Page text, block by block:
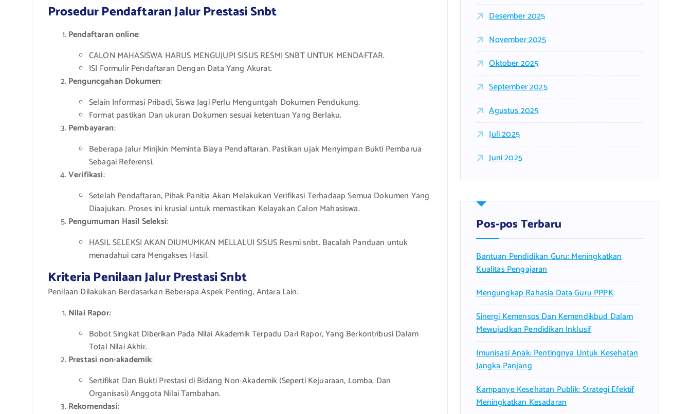
Prosedur Pendaftaran Jalur Prestasi Snbt
Pendaftaran online:
CALON MAHASISWA HARUS MENGUJUPI SISUS RESMI SNBT UNTUK MENDAFTAR.
ISI Formulir Pendaftaran Dengan Data Yang Akurat.
Penguncgahan Dokumen:
Selain Informasi Pribadi, Siswa Jagi Perlu Menguntgah Dokumen Pendukung.
Format pastikan Dan ukuran Dokumen sesuai ketentuan Yang Berlaku.
Pembayaran:
Beberapa Jalur Minjkin Meminta Biaya Pendaftaran. Pastikan ujak Menyimpan Bukti Pembarua
Sebagai Referensi.
Verifikasi:
Setelah Pendaftaran, Pihak Panitia Akan Melakukan Verifikasi Terhadaap Semua Dokumen Yang
Diaajukan. Proses ini krusial untuk memastikan Kelayakan Calon Mahasiswa.
Pengumuman Hasil Seleksi:
HASIL SELEKSI AKAN DIUMUMKAN MELLALUI SISUS Resmi snbt. Bacalah Panduan untuk
menadahui cara Mengakses Hasil.
Kriteria Penilaan Jalur Prestasi Snbt
Penilaan Dilakukan Berdasarkan Beberapa Aspek Penting, Antara Lain:
Nilai Rapor:
Bobot Singkat Diberikan Pada Nilai Akademik Terpadu Dari Rapor, Yang Berkontribusi Dalam
Total Nilai Akhir.
Prestasi non-akademik:
Sertifikat Dan Bukti Prestasi di Bidang Non-Akademik (Seperti Kejuaraan, Lomba, Dan
Organisasi) Anggota Nilai Tambahan.
Rekomendasi:
Desember 2025
November 2025
Oktober 2025
September 2025
Agustus 2025
Juli 2025
Juni 2025
Pos-pos Terbaru
Bantuan Pendidikan Guru: Meningkatkan
Kualitas Pengajaran
Mengungkap Rahasia Data Guru PPPK
Sinergi Kemensos Dan Kemendikbud Dalam
Mewujudkan Pendidikan Inklusif
Imunisasi Anak: Pentingnya Untuk Kesehatan
Jangka Panjang
Kampanye Kesehatan Publik: Strategi Efektif
Meningkatkan Kesadaran